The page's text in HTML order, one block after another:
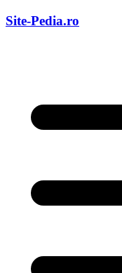
Skip
Site-Pedia.ro